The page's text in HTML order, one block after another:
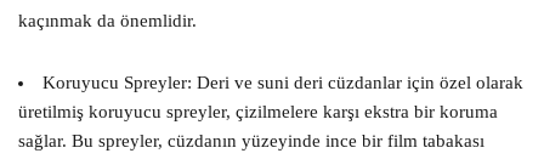
kaçınmak da önemlidir.
Koruyucu Spreyler: Deri ve suni deri cüzdanlar için özel olarak
üretilmiş koruyucu spreyler, çizilmelere karşı ekstra bir koruma
sağlar. Bu spreyler, cüzdanın yüzeyinde ince bir film tabakası